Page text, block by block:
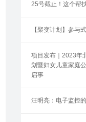
25号截止！这个帮
【聚变计划】参与
项目发布｜2023年
划暨妇女儿童家庭
启事
汪明亮：电子监控